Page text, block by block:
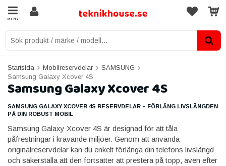
MENY
Startsida Mobilreservdelar
SAMSUNG
Samsung Galaxy Xcover 4S
Samsung Galaxy Xcover 4S
SAMSUNG GALAXY XCOVER 4S RESERVDELAR – FÖRLÄNG LIVSLÄNGDEN
PÅ DIN ROBUST MOBIL
Samsung Galaxy Xcover 4S är designad för att tåla
påfrestningar i krävande miljöer. Genom att använda
originalreservdelar kan du enkelt förlänga din telefons livslängd
och säkerställa att den fortsätter att prestera på topp, även efter